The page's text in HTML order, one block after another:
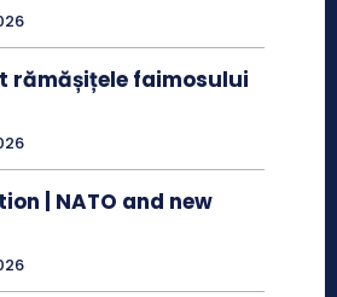
rămășițele faimosului
| NATO and new